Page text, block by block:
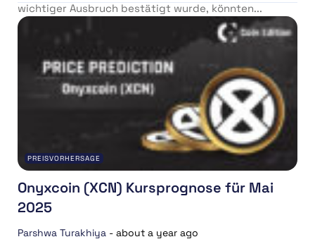
wichtiger Ausbruch bestätigt wurde, könnten...
PREISVORHERSAGE
Onyxcoin (XCN) Kursprognose für Mai
2025
Parshwa Turakhiya - about a year ago